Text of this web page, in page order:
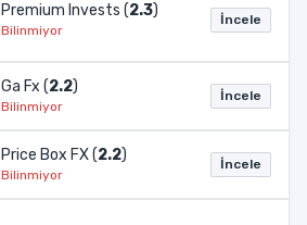
Premium Invests (2.3)
Bilinmiyor
İncele
Ga Fx (2.2)
Bilinmiyor
İncele
Price Box FX (2.2)
Bilinmiyor
İncele